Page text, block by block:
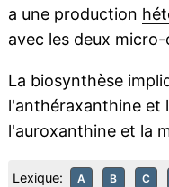
a une production
avec les deux micro-
La biosynthèse
l'anthéraxanthine et
l'auroxanthine et la
Lexique: A B C